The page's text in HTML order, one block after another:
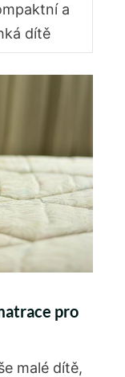
a
dítě
⁢pro
malé dítě,